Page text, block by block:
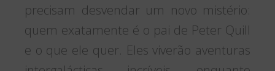
precisam desvendar um novo mistério:
quem exatamente é o pai de Peter Quill
e o que ele quer. Eles viverão aventuras